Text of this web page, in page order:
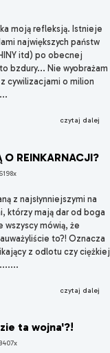
moją refleksją. Istnieje
największych państw
itd) po obecnej
bzdury... Nie wyobrażam
cywilizacjami o milion
czytaj dalej
REINKARNACJI?
z najsłynniejszymi na
którzy mają dar od boga
wszyscy mówią, że
to?! Oznacza
z odlotu czy ciężkiej
czytaj dalej
ta wojna'?!